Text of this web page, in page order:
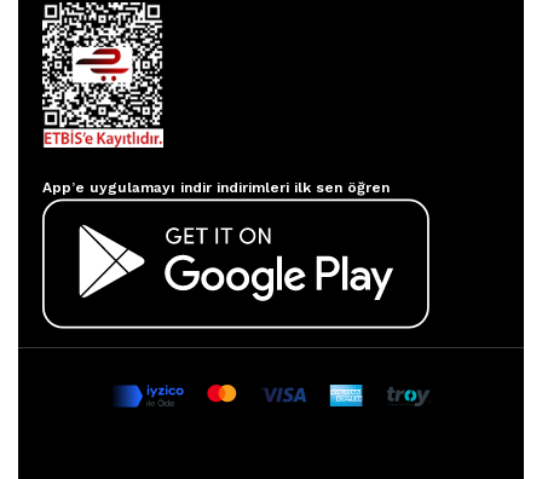
App’e uygulamayı indir indirimleri ilk sen öğren